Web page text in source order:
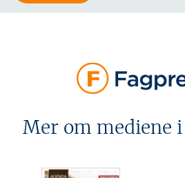
Mer om mediene